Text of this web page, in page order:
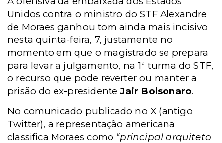
Unidos contra o ministro do STF Alexandre
de Moraes ganhou tom ainda mais incisivo
nesta quinta-feira, 7, justamente no
momento em que o magistrado se prepara
para levar a julgamento, na 1ª turma do STF,
o recurso que pode reverter ou manter a
prisão do ex-presidenteJair Bolsonaro.
No comunicado publicado no X (antigo
Twitter), a representação americana
classifica Moraes como “principal arquiteto